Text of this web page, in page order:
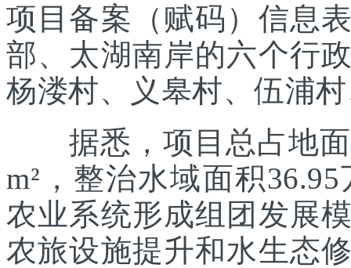
项目备案（赋码）信息
部、太湖南岸的六个行
杨溇村、义皋村、伍浦
据悉，项目总占地面
m²，整治水域面积
农业系统形成组团发展
农旅设施提升和水生态